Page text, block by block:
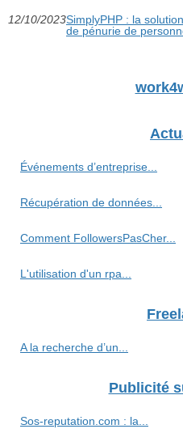
12/10/2023SimplyPHP : la
de pénurie de
Événements d’entreprise...
Récupération de données...
Comment FollowersPasCher...
L'utilisation d'un rpa...
A la recherche d’un...
Publicité
Sos-reputation.com : la...